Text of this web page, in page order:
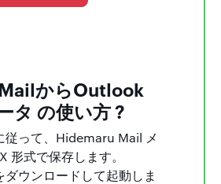
からOutlook
タ の使い方 ?
従って、Hidemaru Mail メ
形式で保存します。
ダウンロードして起動しま